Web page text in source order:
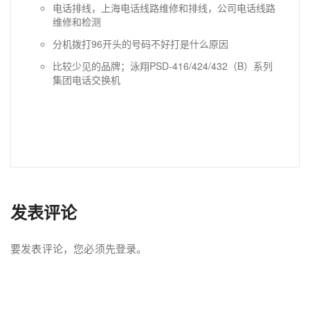
电话排线，上海电话线路维修和排线，公司电话线路
维修和检测
分机拨打96开头的号码不好打是什么原因
比较少见的品牌；泳翔PSD-416/424/432（B）系列
集团电话交换机
发表评论
要发表评论，您必须先登录。